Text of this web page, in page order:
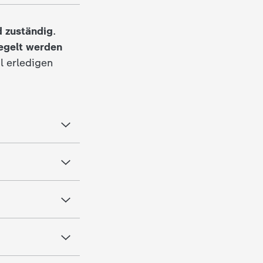
zuständig.
werden
erledigen